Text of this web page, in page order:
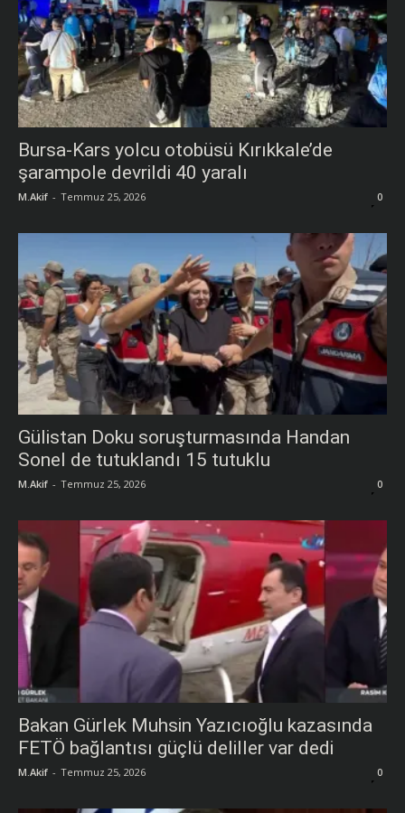
Bursa-Kars yolcu otobüsü Kırıkkale’de
şarampole devrildi 40 yaralı
M.Akif - Temmuz 25, 2026 0
Gülistan Doku soruşturmasında Handan
Sonel de tutuklandı 15 tutuklu
M.Akif - Temmuz 25, 2026 0
Bakan Gürlek Muhsin Yazıcıoğlu kazasında
FETÖ bağlantısı güçlü deliller var dedi
M.Akif - Temmuz 25, 2026 0